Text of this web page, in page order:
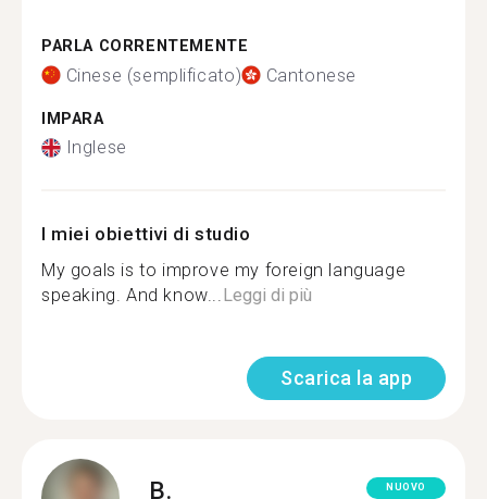
PARLA CORRENTEMENTE
Cinese (semplificato) Cantonese
IMPARA
Inglese
I miei obiettivi di studio
My goals is to improve my foreign language
speaking. And know...Leggi di più
Scarica la app
B. NUOVO